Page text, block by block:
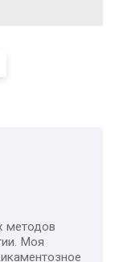
методов
Моя